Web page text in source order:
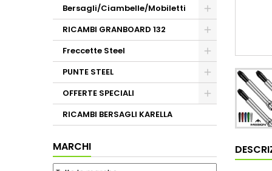
Bersagli/Ciambelle/Mobiletti
RICAMBI GRANBOARD 132
Freccette Steel
PUNTE STEEL
OFFERTE SPECIALI
RICAMBI BERSAGLI KARELLA
MARCHI